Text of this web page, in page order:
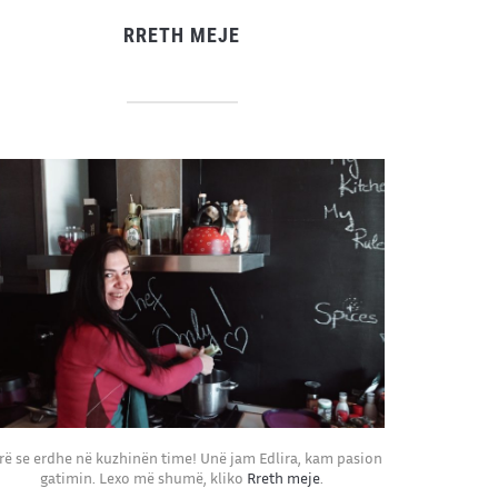
RRETH MEJE
se erdhe në kuzhinën time! Unë jam Edlira, kam pasion
gatimin. Lexo më shumë, kliko Rreth meje